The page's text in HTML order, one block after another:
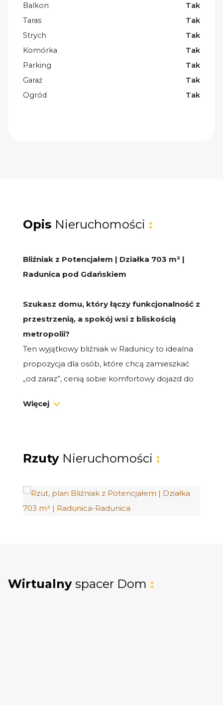
Balkon
Tak
Taras
Tak
Strych
Tak
Komórka
Tak
Parking
Tak
Garaż
Tak
Ogród
Tak
Opis Nieruchomości :
Bliźniak z Potencjałem | Działka 703 m² |
Radunica pod Gdańskiem
Szukasz domu, który łączy funkcjonalność z
przestrzenią, a spokój wsi z bliskością
metropolii?
Ten wyjątkowy bliźniak w Radunicy to idealna
propozycja dla osób, które chcą zamieszkać
„od zaraz”, cenią sobie komfortowy dojazd do
ogrodzie.
Imponująca działka (703 m²):
największych w tej okolicy przy zabudowie
warzywny lub strefę relaksu.
Gotowy do zamieszkania:
doprowadzonym grzejnikiem - idealna na
Więcej
Rzuty Nieruchomości :
Wirtualny spacer Dom :